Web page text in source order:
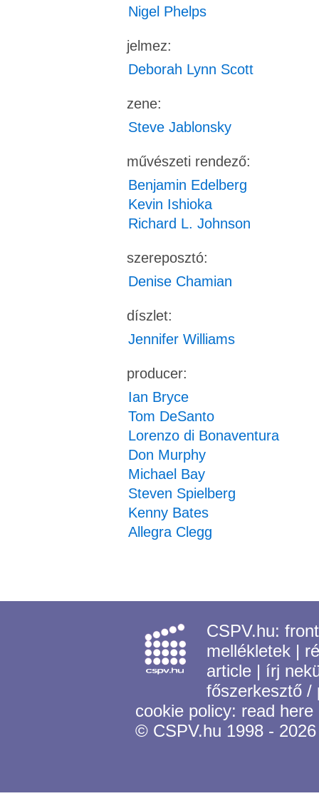
Nigel Phelps
jelmez:
Deborah Lynn Scott
zene:
Steve Jablonsky
művészeti rendező:
Benjamin Edelberg
Kevin Ishioka
Richard L. Johnson
szereposztó:
Denise Chamian
díszlet:
Jennifer Williams
producer:
Ian Bryce
Tom DeSanto
Lorenzo di Bonaventura
Don Murphy
Michael Bay
Steven Spielberg
Kenny Bates
Allegra Clegg
CSPV.hu:
mellékletek |
article | írj
főszerkesztő
cookie policy: read here
© CSPV.hu 1998 - 2026